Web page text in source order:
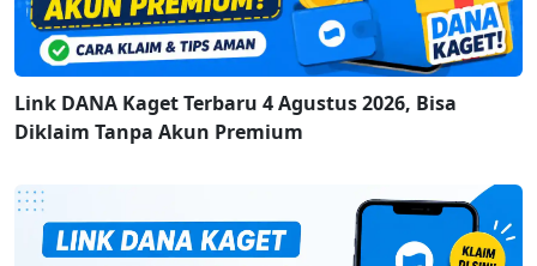
Link DANA Kaget Terbaru 4 Agustus 2026, Bisa
Diklaim Tanpa Akun Premium